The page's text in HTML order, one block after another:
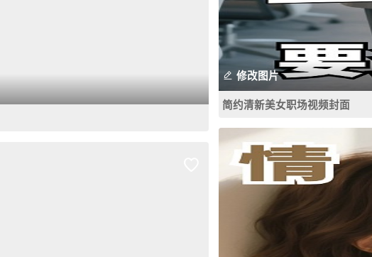
修改图片
简约清新美女职场视频封面